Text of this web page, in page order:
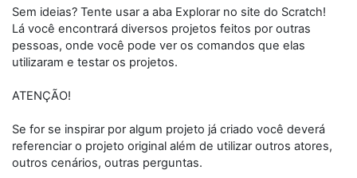
Sem ideias? Tente usar a aba Explorar no site do Scratch!
Lá você encontrará diversos projetos feitos por outras
pessoas, onde você pode ver os comandos que elas
utilizaram e testar os projetos.
ATENÇÃO!
Se for se inspirar por algum projeto já criado você deverá
referenciar o projeto original além de utilizar outros atores,
outros cenários, outras perguntas.